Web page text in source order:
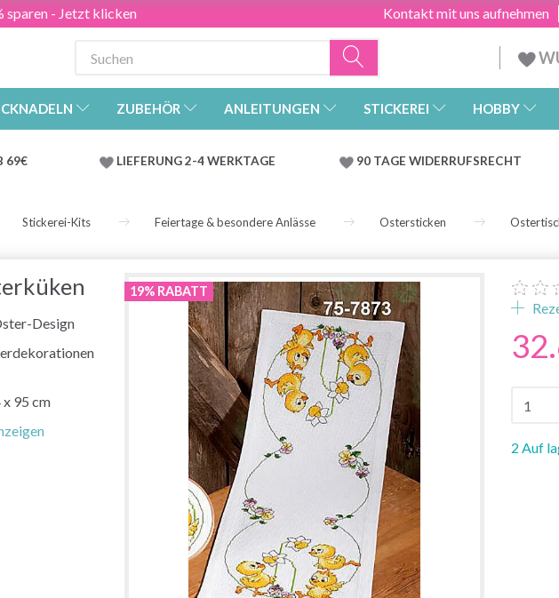
sparen - Jetzt klicken Kontakt mit uns aufnehmen
ZUBEHÖR ANLEITUNGEN STICKEREI HOBBY
69€ LIEFERUNG 2-4 WERKTAGE 90 TAGE WIDERRUFSRECHT
Stickerei-Kits Feiertage & besondere Anlässe Ostersticken
Design
95 cm
19% RABATT
2 Auf